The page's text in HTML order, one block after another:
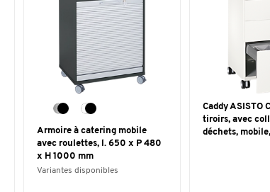
Armoire à catering mobile
avec roulettes, l. 650 x P 480
x H 1000 mm
Variantes disponibles
Caddy ASISTO
tiroirs, avec
déchets,